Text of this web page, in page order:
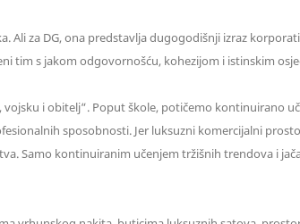
za DG, ona predstavlja dugogodišnji izraz
tim s jakom odgovornošću, kohezijom i istinskim
i obitelj“. Poput škole, potičemo kontinuirano
sposobnosti. Jer luksuzni komercijalni
Samo kontinuiranim učenjem tržišnih trendova i